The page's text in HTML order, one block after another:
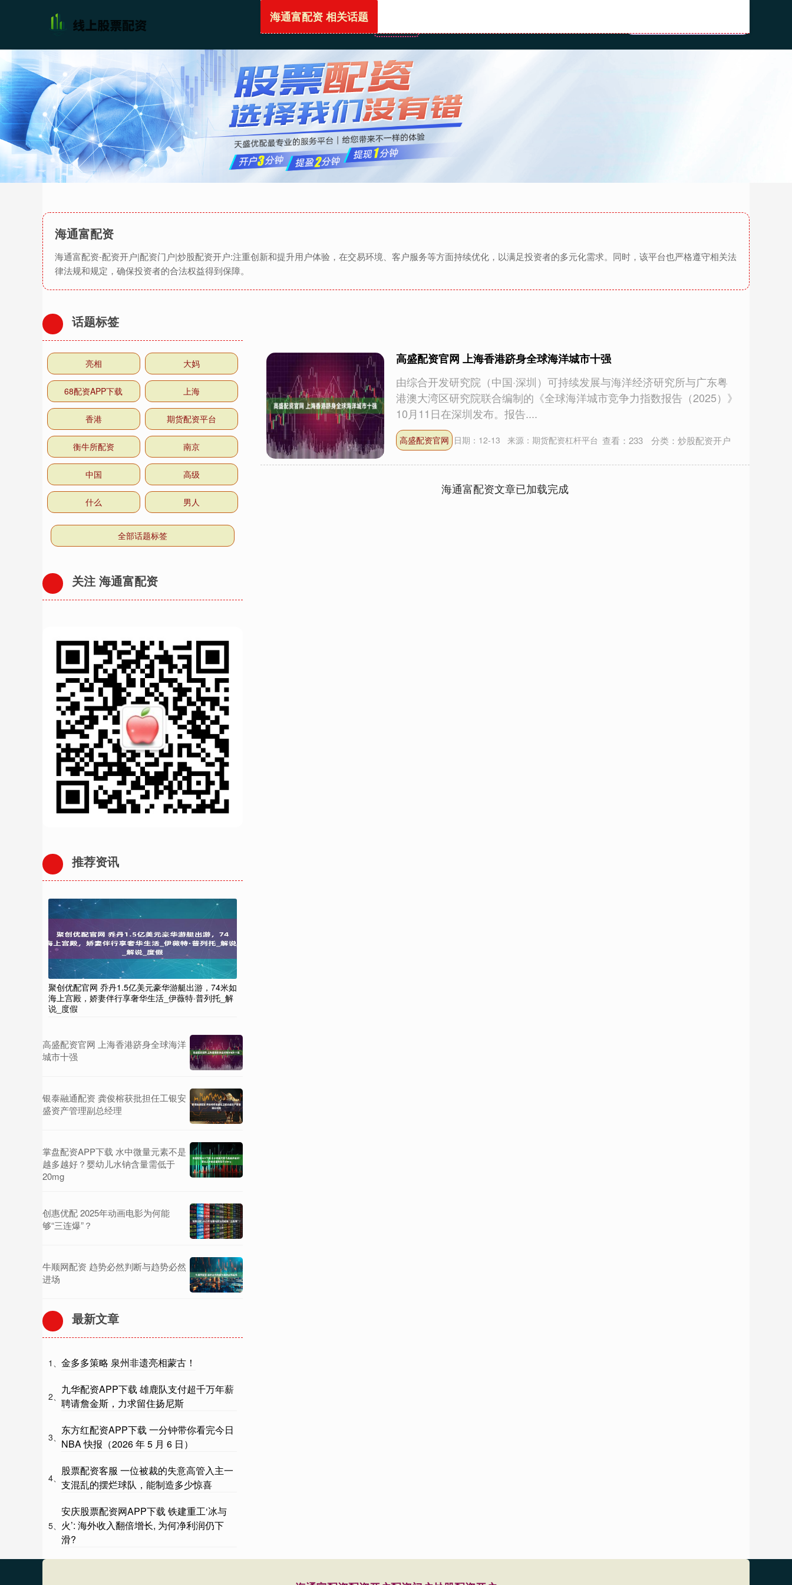
海通富配资
海通富配资-配资开户|配资门户|炒股配资开户:注重创新和提升用户体验，在交易环境、客户服务等方面持续优化，以满足投资者的多元化需求。同时，该平台也严格遵守相关法
律法规和规定，确保投资者的合法权益得到保障。
海通富配资 相关话题
高盛配资官网 上海香港跻身全球海洋城市十强
由综合开发研究院（中国·深圳）可持续发展与海洋经济研究所与广东粤
港澳大湾区研究院联合编制的《全球海洋城市竞争力指数报告（2025）》
10月11日在深圳发布。报告....
高盛配资官网 日期：12-13 来源：期货配资杠杆平台 查看： 233 分类： 炒股配资开户
海通富配资文章已加载完成
话题标签
亮相 大妈
68配资APP下载 上海
香港 期货配资平台
衡牛所配资 南京
中国 高级
什么 男人
全部话题标签
关注 海通富配资
推荐资讯
聚创优配官网 乔丹1.5亿美元豪华游艇出游，74米如
海上宫殿，娇妻伴行享奢华生活_伊薇特·普列托_解
说_度假
高盛配资官网 上海香港跻身全球海洋
城市十强
银泰融通配资 龚俊榕获批担任工银安
盛资产管理副总经理
掌盘配资APP下载 水中微量元素不是
越多越好？婴幼儿水钠含量需低于
20mg
创惠优配 2025年动画电影为何能
够“三连爆”？
牛顺网配资 趋势必然判断与趋势必然
进场
最新文章
1、 金多多策略 泉州非遗亮相蒙古！
2、
九华配资APP下载 雄鹿队支付超千万年薪
聘请詹金斯，力求留住扬尼斯
3、
东方红配资APP下载 一分钟带你看完今日
NBA 快报（2026 年 5 月 6 日）
4、
股票配资客服 一位被裁的失意高管入主一
支混乱的摆烂球队，能制造多少惊喜
5、
安庆股票配资网APP下载 铁建重工‘冰与
火’: 海外收入翻倍增长, 为何净利润仍下
滑?